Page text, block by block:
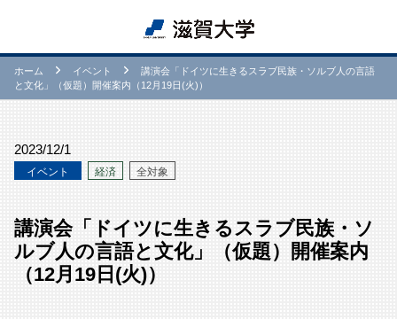
ホーム イベント
講演会「ドイツに生きるスラブ民族・ソルブ人の言語
と文化」（仮題）開催案内（12月19日(火)）
2023/12/1
イベント 経済 全対象
講演会「ドイツに生きるスラブ民族・ソ
ルブ人の言語と文化」（仮題）開催案内
（12月19日(火)）